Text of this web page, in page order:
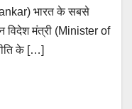
भारत के सबसे
विदेश मंत्री (Minister of
के […]